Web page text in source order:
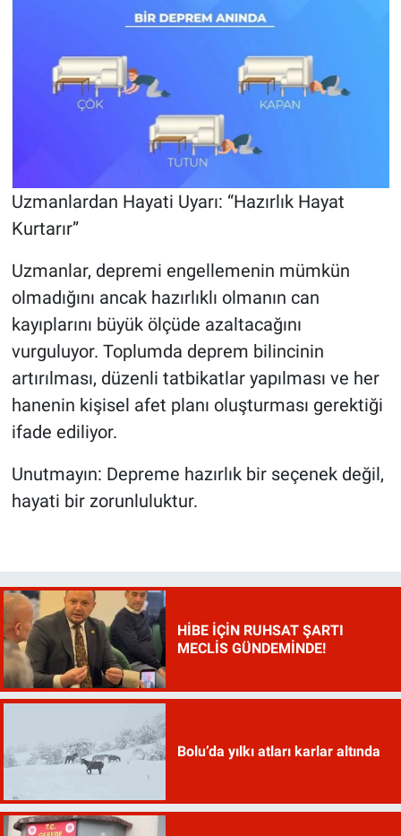
Uzmanlardan Hayati Uyarı: “Hazırlık Hayat
Kurtarır”
Uzmanlar, depremi engellemenin mümkün
olmadığını ancak hazırlıklı olmanın can
kayıplarını büyük ölçüde azaltacağını
vurguluyor. Toplumda deprem bilincinin
artırılması, düzenli tatbikatlar yapılması ve her
hanenin kişisel afet planı oluşturması gerektiği
ifade ediliyor.
Unutmayın: Depreme hazırlık bir seçenek değil,
hayati bir zorunluluktur.
HİBE İÇİN RUHSAT ŞARTI
MECLİS GÜNDEMİNDE!
Bolu’da yılkı atları karlar altında